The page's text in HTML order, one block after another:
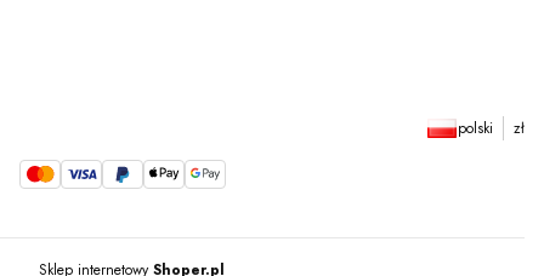
polski zł
Sklep internetowyShoper.pl